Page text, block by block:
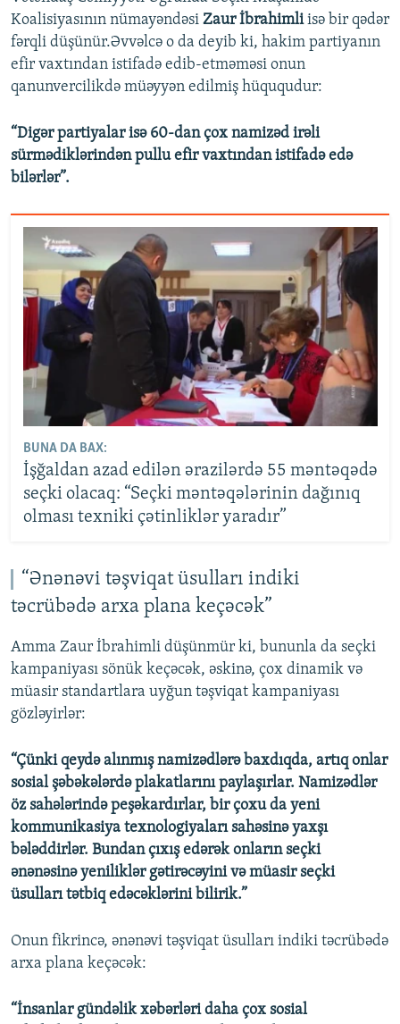
Koalisiyasının nümayəndəsi Zaur İbrahimliisə bir qədər
fərqli düşünür.Əvvəlcə o da deyib ki, hakim partiyanın
efir vaxtından istifadə edib-etməməsi onun
qanunvercilikdə müəyyən edilmiş hüququdur:
“Digər partiyalar isə 60-dan çox namizəd irəli
sürmədiklərindən pullu efir vaxtından istifadə edə
bilərlər”.
BUNA DA BAX:
İşğaldan azad edilən ərazilərdə 55 məntəqədə
seçki olacaq: “Seçki məntəqələrinin dağınıq
olması texniki çətinliklər yaradır”
“Ənənəvi təşviqat üsulları indiki
təcrübədə arxa plana keçəcək”
Amma Zaur İbrahimli düşünmür ki, bununla da seçki
kampaniyası sönük keçəcək, əskinə, çox dinamik və
müasir standartlara uyğun təşviqat kampaniyası
gözləyirlər:
“Çünki qeydə alınmış namizədlərə baxdıqda, artıq onlar
sosial şəbəkələrdə plakatlarını paylaşırlar. Namizədlər
öz sahələrində peşəkardırlar, bir çoxu da yeni
kommunikasiya texnologiyaları sahəsinə yaxşı
bələddirlər. Bundan çıxış edərək onların seçki
ənənəsinə yeniliklər gətirəcəyini və müasir seçki
üsulları tətbiq edəcəklərini bilirik.”
Onun fikrincə, ənənəvi təşviqat üsulları indiki təcrübədə
arxa plana keçəcək:
“İnsanlar gündəlik xəbərləri daha çox sosial